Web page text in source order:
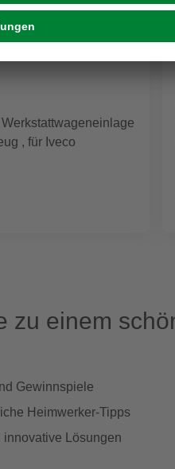
, für Iveco
zu einem
Gewinnspiele
Heimwerker-Tipps
innovative Lösungen